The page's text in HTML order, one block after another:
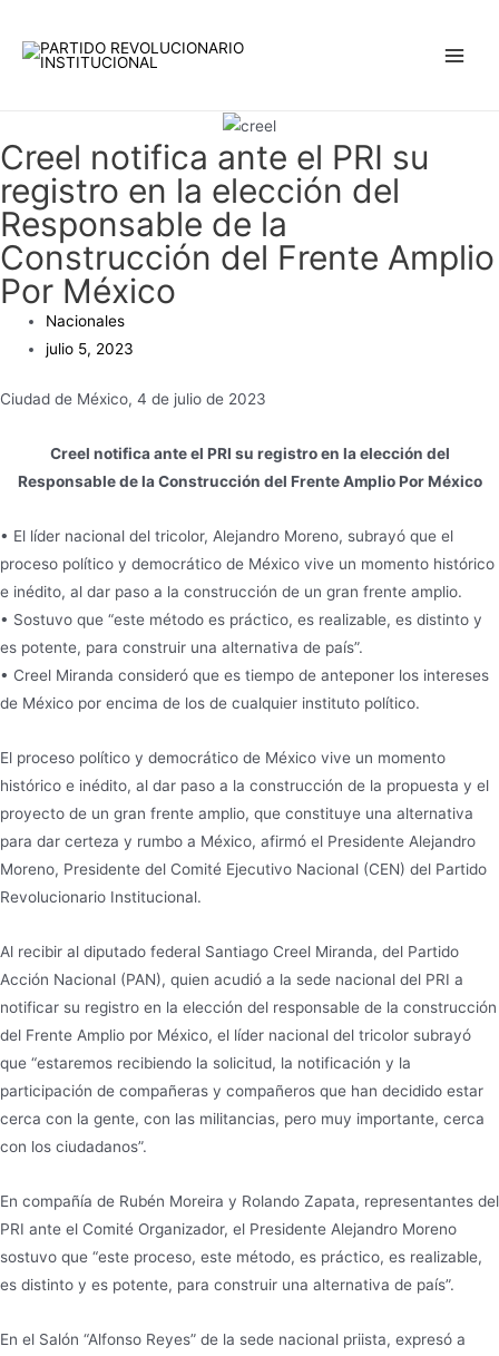
contenido
Creel notifica ante el PRI su
registro en la elección del
Responsable de la
Construcción del Frente Amplio
Por México
Nacionales
julio 5, 2023
Ciudad de México, 4 de julio de 2023
Creel notifica ante el PRI su registro en la elección del
Responsable de la Construcción del Frente Amplio Por México
• El líder nacional del tricolor, Alejandro Moreno, subrayó que el
proceso político y democrático de México vive un momento histórico
e inédito, al dar paso a la construcción de un gran frente amplio.
• Sostuvo que “este método es práctico, es realizable, es distinto y
es potente, para construir una alternativa de país”.
• Creel Miranda consideró que es tiempo de anteponer los intereses
de México por encima de los de cualquier instituto político.
El proceso político y democrático de México vive un momento
histórico e inédito, al dar paso a la construcción de la propuesta y el
proyecto de un gran frente amplio, que constituye una alternativa
para dar certeza y rumbo a México, afirmó el Presidente Alejandro
Moreno, Presidente del Comité Ejecutivo Nacional (CEN) del Partido
Revolucionario Institucional.
Al recibir al diputado federal Santiago Creel Miranda, del Partido
Acción Nacional (PAN), quien acudió a la sede nacional del PRI a
notificar su registro en la elección del responsable de la construcción
del Frente Amplio por México, el líder nacional del tricolor subrayó
que “estaremos recibiendo la solicitud, la notificación y la
participación de compañeras y compañeros que han decidido estar
cerca con la gente, con las militancias, pero muy importante, cerca
con los ciudadanos”.
En compañía de Rubén Moreira y Rolando Zapata, representantes del
PRI ante el Comité Organizador, el Presidente Alejandro Moreno
sostuvo que “este proceso, este método, es práctico, es realizable,
es distinto y es potente, para construir una alternativa de país”.
En el Salón “Alfonso Reyes” de la sede nacional priista, expresó a